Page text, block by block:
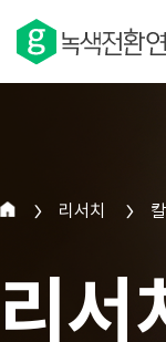
> 리서치 >
리서